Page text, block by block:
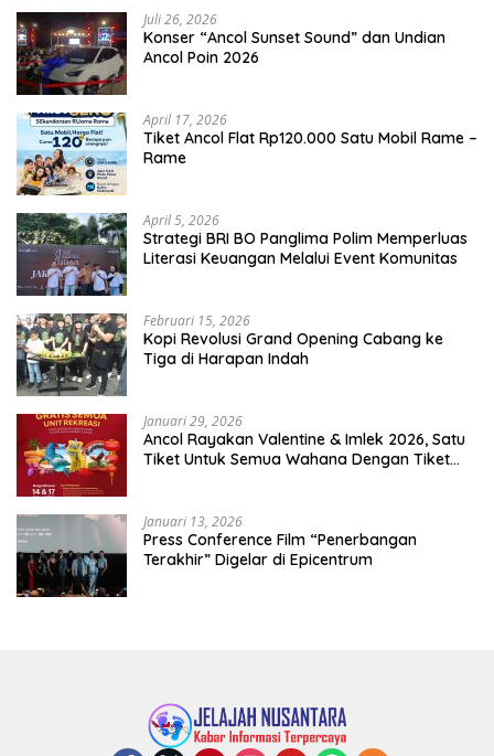
Juli 26, 2026
Konser “Ancol Sunset Sound” dan Undian
Ancol Poin 2026
April 17, 2026
Tiket Ancol Flat Rp120.000 Satu Mobil Rame –
Rame
April 5, 2026
​Strategi BRI BO Panglima Polim Memperluas
Literasi Keuangan Melalui Event Komunitas
Februari 15, 2026
Kopi Revolusi Grand Opening Cabang ke
Tiga di Harapan Indah
Januari 29, 2026
Ancol Rayakan Valentine & Imlek 2026, Satu
Tiket Untuk Semua Wahana Dengan Tiket
Januari 13, 2026
Press Conference Film “Penerbangan
Terakhir” Digelar di Epicentrum